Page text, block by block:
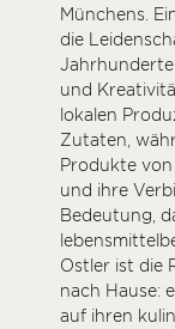
Münchens.
die
und
lokalen
Zutaten,
Produkte
und ihre
Bedeutung,
Ostler ist die
nach Hause:
auf ihren